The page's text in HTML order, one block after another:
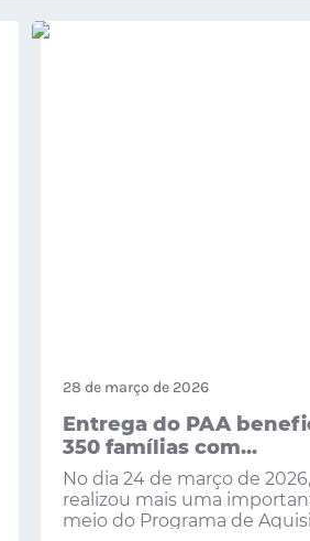
28 de março de 2026
Entrega do PAA
350 famílias com...
No dia 24 de março de
realizou mais uma
meio do Programa de